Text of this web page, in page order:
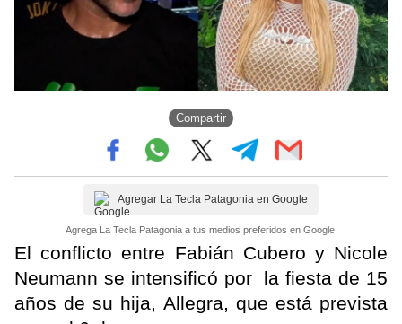
Compartir
Agregar La Tecla Patagonia en Google
Agrega La Tecla Patagonia a tus medios preferidos en Google.
El conflicto entre Fabián Cubero y Nicole
Neumann se intensificó por la fiesta de 15
años de su hija, Allegra, que está prevista